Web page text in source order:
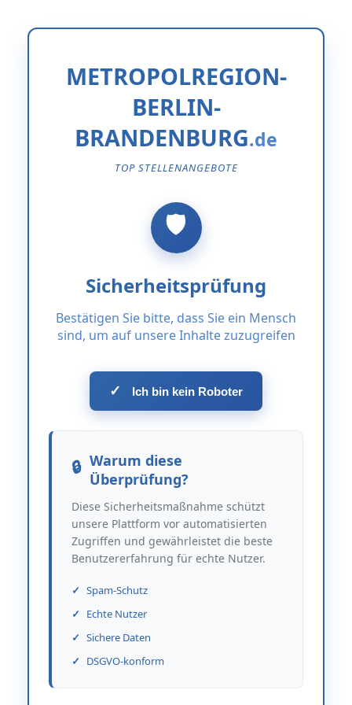
METROPOLREGION-
BERLIN-
BRANDENBURG
TOP STELLENANGEBOTE
Sicherheitsprüfung
Bestätigen Sie bitte, dass Sie ein Mensch
sind, um auf unsere Inhalte zuzugreifen
✓ Ich bin kein Roboter
Warum diese
Überprüfung?
Diese Sicherheitsmaßnahme schützt
unsere Plattform vor automatisierten
Zugriffen und gewährleistet die beste
Benutzererfahrung für echte Nutzer.
Spam-Schutz
Echte Nutzer
Sichere Daten
DSGVO-konform